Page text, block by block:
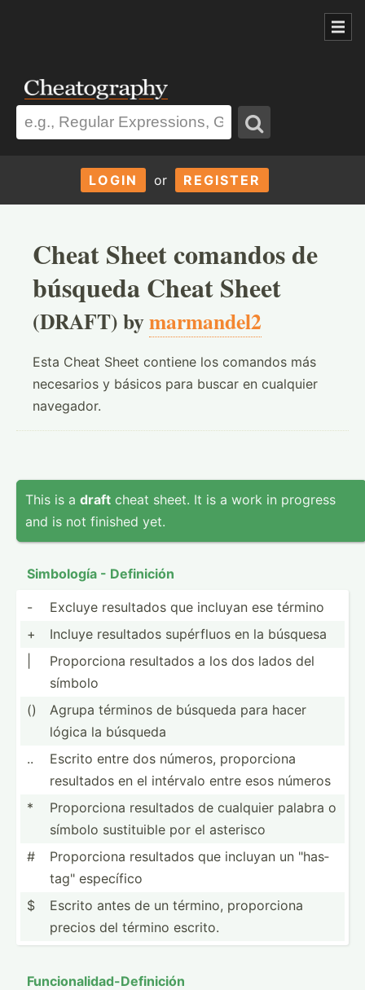
LOGIN or REGISTER
Cheat Sheet comandos de
búsqueda Cheat Sheet
(DRAFT) bymarmandel2
Esta Cheat Sheet contiene los comandos más
necesarios y básicos para buscar en cualquier
navegador.
This is a draft cheat sheet. It is a work in progress
and is not finished yet.
Simbología - Definición
-
Excluye resultados que incluyan ese término
+
Incluye resultados supérfluos en la búsquesa
Propor­ciona resultados a los dos lados del
símbolo
()
Agrupa términos de búsqueda para hacer
lógica la búsqueda
..
Escrito entre dos números, propor­ciona
resultados en el intérvalo entre esos números
*
Propor­ciona resultados de cualquier palabra o
símbolo sustit­uible por el asterisco
#
Propor­ciona resultados que incluyan un "­has­
tag­" específico
$
Escrito antes de un término, propor­ciona
precios del término escrito.
Funcio­nal­ida­d-D­efi­nición